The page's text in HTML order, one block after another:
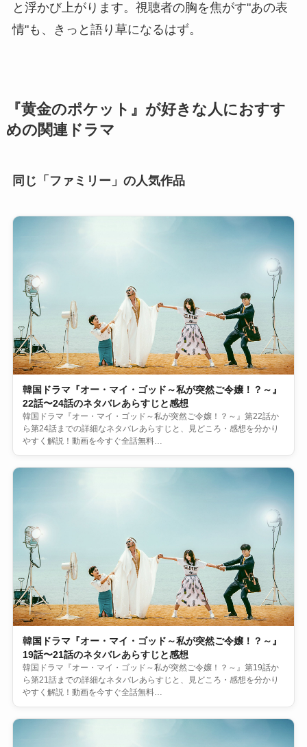
と浮かび上がります。視聴者の胸を焦がす"あの表
情"も、きっと語り草になるはず。
『黄金のポケット』が好きな人におすす
めの関連ドラマ
同じ「ファミリー」の人気作品
韓国ドラマ『オー・マイ・ゴッド～私が突然ご令嬢！？～』
22話〜24話のネタバレあらすじと感想
韓国ドラマ『オー・マイ・ゴッド～私が突然ご令嬢！？～』第22話か
ら第24話までの詳細なネタバレあらすじと、見どころ・感想を分かり
やすく解説！動画を今すぐ全話無料…
韓国ドラマ『オー・マイ・ゴッド～私が突然ご令嬢！？～』
19話〜21話のネタバレあらすじと感想
韓国ドラマ『オー・マイ・ゴッド～私が突然ご令嬢！？～』第19話か
ら第21話までの詳細なネタバレあらすじと、見どころ・感想を分かり
やすく解説！動画を今すぐ全話無料…